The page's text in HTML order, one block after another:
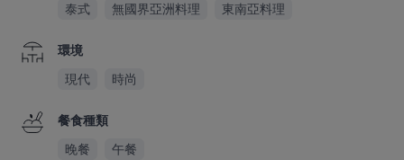
泰式
無國界亞洲料理 東南亞料理
環境
現代
時尚
餐食種類
晚餐
午餐